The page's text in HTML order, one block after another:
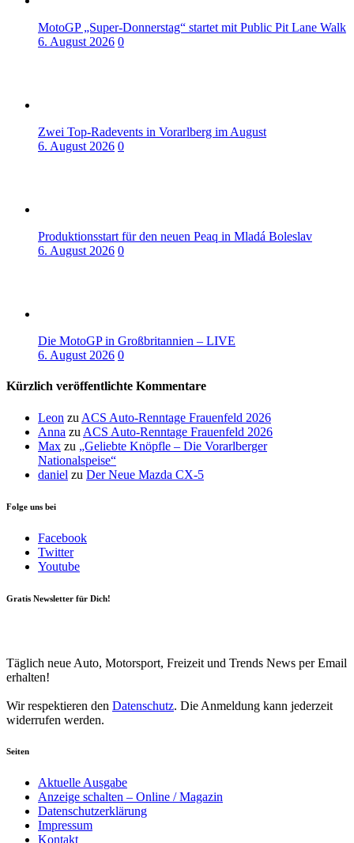
MotoGP „Super-Donnerstag“ startet mit Public Pit Lane Walk
6. August 2026 0
Zwei Top-Radevents in Vorarlberg im August
6. August 2026 0
Produktionsstart für den neuen Peaq in Mladá Boleslav
6. August 2026 0
Die MotoGP in Großbritannien – LIVE
6. August 2026 0
Kürzlich veröffentlichte Kommentare
Leon zu ACS Auto-Renntage Frauenfeld 2026
Anna zu ACS Auto-Renntage Frauenfeld 2026
Max zu „Geliebte Knöpfle – Die Vorarlberger
Nationalspeise“
daniel zu Der Neue Mazda CX-5
Folge uns bei
Facebook
Twitter
Youtube
Gratis Newsletter für Dich!
Täglich neue Auto, Motorsport, Freizeit und Trends News per Email
erhalten!
Wir respektieren den Datenschutz. Die Anmeldung kann jederzeit
widerrufen werden.
Seiten
Aktuelle Ausgabe
Anzeige schalten – Online / Magazin
Datenschutzerklärung
Impressum
Kontakt